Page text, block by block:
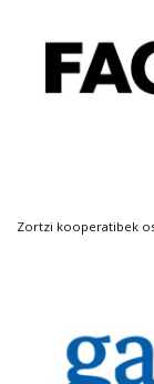
Zortzi kooperatibek